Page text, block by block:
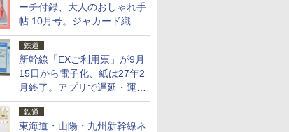
ーチ付録、大人のおしゃれ手
帖 10月号。ジャカード織の
北欧猫デザイン
鉄道
新幹線「EXご利用票」が9月
15日から電子化、紙は27年2
月終了。アプリで遅延・運休
も確認可能に
鉄道
東海道・山陽・九州新幹線ネ